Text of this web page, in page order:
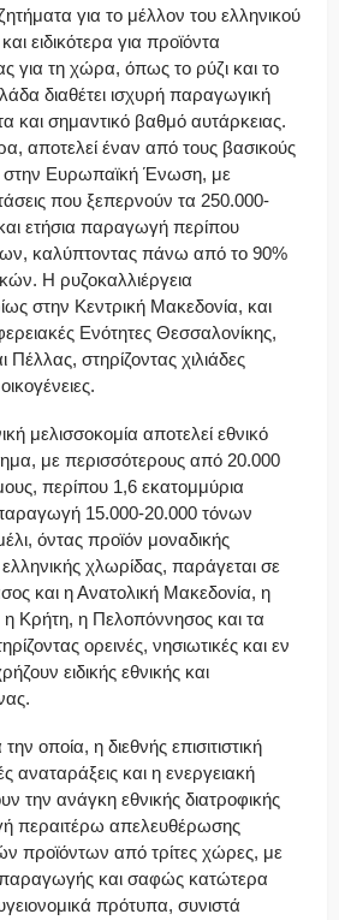
για το μέλλον του ελληνικού
ειδικότερα για προϊόντα
για τη χώρα, όπως το ρύζι και το
διαθέτει ισχυρή παραγωγική
και σημαντικό βαθμό αυτάρκειας.
αποτελεί έναν από τους βασικούς
στην Ευρωπαϊκή Ένωση, με
που ξεπερνούν τα 250.000-
ετήσια παραγωγή περίπου
καλύπτοντας πάνω από το 90%
Η ρυζοκαλλιέργεια
στην Κεντρική Μακεδονία, και
Ενότητες Θεσσαλονίκης,
στηρίζοντας χιλιάδες
μελισσοκομία αποτελεί εθνικό
με περισσότερους από 20.000
περίπου 1,6 εκατομμύρια
15.000-20.000 τόνων
όντας προϊόν μοναδικής
χλωρίδας, παράγεται σε
και η Ανατολική Μακεδονία, η
η Κρήτη, η Πελοπόννησος και τα
ορεινές, νησιωτικές και εν
ειδικής εθνικής και
οποία, η διεθνής επισιτιστική
αναταράξεις και η ενεργειακή
την ανάγκη εθνικής διατροφικής
περαιτέρω απελευθέρωσης
προϊόντων από τρίτες χώρες, με
και σαφώς κατώτερα
πρότυπα, συνιστά